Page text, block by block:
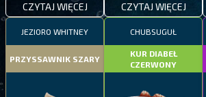
CZYTAJ WIĘCEJ CZYTAJ WIĘCEJ
JEZIORO WHITNEY
PRZYSSAWNIK SZARY
CHUBSUGUŁ
KUR DIABEŁ
CZERWONY